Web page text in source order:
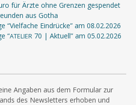
für Ärzte ohne Grenzen gespendet
aus Gotha
“Vielfache Eindrücke” am 08.02.2026
“ATELIER 70 | Aktuell” am 05.02.2026
Angaben aus dem Formular zur
des Newsletters erhoben und